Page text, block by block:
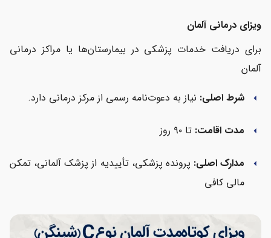
ویزای درمانی آلمان
برای دریافت خدمات پزشکی در بیمارستان‌ها یا مراکز درمانی
آلمان
arrow_left شرط اصلی: نیاز به دعوت‌نامه رسمی از مرکز درمانی دارد.
arrow_left مدت اقامت: تا ۹۰ روز
arrow_left مدارک اصلی: پرونده پزشکی، تأییدیه از پزشک آلمانی، تمکن
مالی کافی